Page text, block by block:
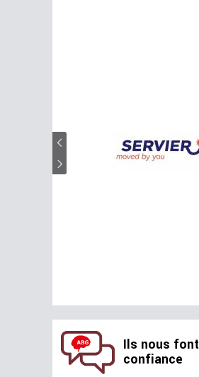
Ils nous font
confiance